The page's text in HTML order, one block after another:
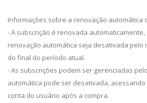
Informações sobre a renovação automática
- A subscrição é renovada
renovação automática seja desativada pelo
do final do período atual.
- As subscrições podem ser gerenciadas
automática pode ser desativada,
conta do usuário após a compra.